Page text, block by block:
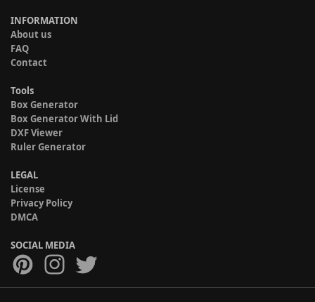
INFORMATION
About us
FAQ
Contact
Tools
Box Generator
Box Generator With Lid
DXF Viewer
Ruler Generator
LEGAL
License
Privacy Policy
DMCA
SOCIAL MEDIA